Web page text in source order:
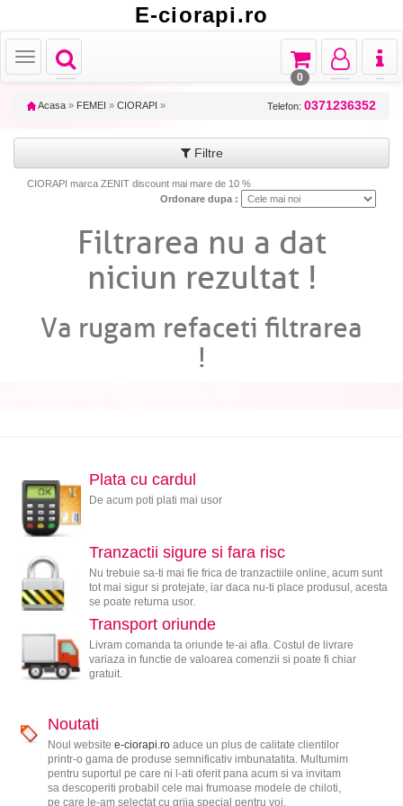
E-ciorapi.ro
Toggle
navigation
Toggle
Toggle
navigation
Toggle
navigation
Toggle
navigation
0
Acasa » FEMEI » CIORAPI » Telefon: 0371236352
Filtre
CIORAPI marca ZENIT discount mai mare de 10 %
Ordonare dupa :
Filtrarea nu a dat
niciun rezultat !
Va rugam refaceti filtrarea
!
Plata cu cardul
De acum poti plati mai usor
Tranzactii sigure si fara risc
Nu trebuie sa-ti mai fie frica de tranzactiile online, acum sunt
tot mai sigur si protejate, iar daca nu-ti place produsul, acesta
se poate returna usor.
Transport oriunde
Livram comanda ta oriunde te-ai afla. Costul de livrare
variaza in functie de valoarea comenzii si poate fi chiar
gratuit.
Noutati
Noul website e-ciorapi.roaduce un plus de calitate clientilor
printr-o gama de produse semnificativ imbunatatita. Multumim
pentru suportul pe care ni l-ati oferit pana acum si va invitam
sa descoperiti probabil cele mai frumoase modele de chiloti,
pe care le-am selectat cu grija special pentru voi.